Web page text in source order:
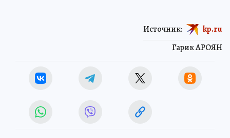
Гарик АРОЯН
Источник: kp.ru